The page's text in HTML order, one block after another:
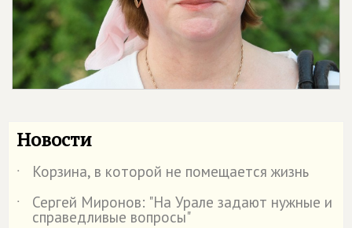
Новости
˙
Корзина, в которой не помещается жизнь
˙
Сергей Миронов: "На Урале задают нужные и
справедливые вопросы"